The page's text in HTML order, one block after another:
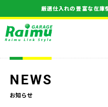
厳選仕入れの豊富な在庫
NEWS
お知らせ